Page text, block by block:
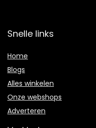
Snelle links
Home
Blogs
Alles winkelen
Onze webshops
Adverteren